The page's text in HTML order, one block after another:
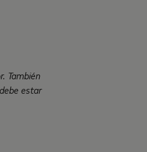
También
estar